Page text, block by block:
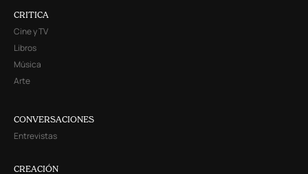
CRITICA
Cine y TV
Libros
Música
Arte
CONVERSACIONES
Entrevistas
CREACIÓN